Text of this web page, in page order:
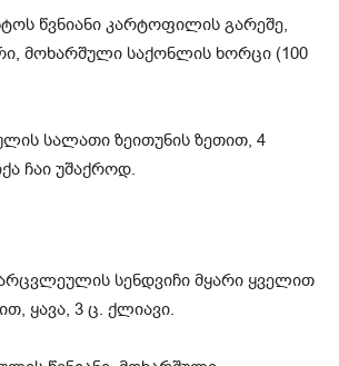
წვნიანი კარტოფილის გარეშე,
მოხარშული საქონლის ხორცი (100
სალათი ზეითუნის ზეთით, 4
ჩაი უშაქროდ.
სენდვიჩი მყარი ყველით
ყავა, 3 ც. ქლიავი.